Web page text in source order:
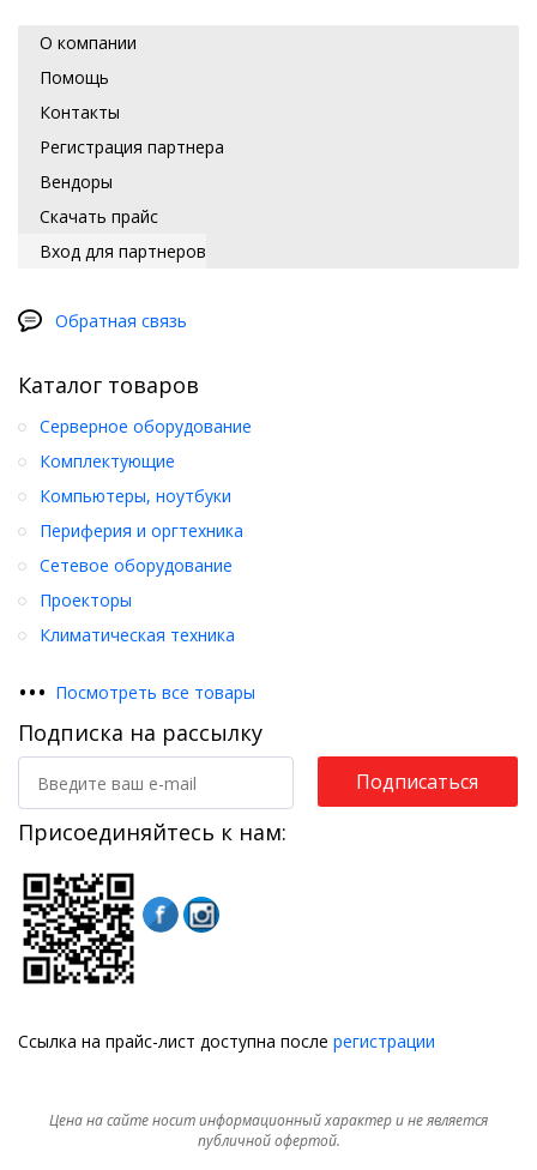
О компании
Помощь
Контакты
Регистрация партнера
Вендоры
Скачать прайс
Вход для партнеров
Обратная связь
Каталог товаров
Серверное оборудование
Комплектующие
Компьютеры, ноутбуки
Периферия и оргтехника
Сетевое оборудование
Проекторы
Климатическая техника
••• Посмотреть все товары
Подписка на рассылку
Подписаться
Присоединяйтесь к нам:
Ссылка на прайс-лист доступна после регистрации
Цена на сайте носит информационный характер и не является
публичной офертой.